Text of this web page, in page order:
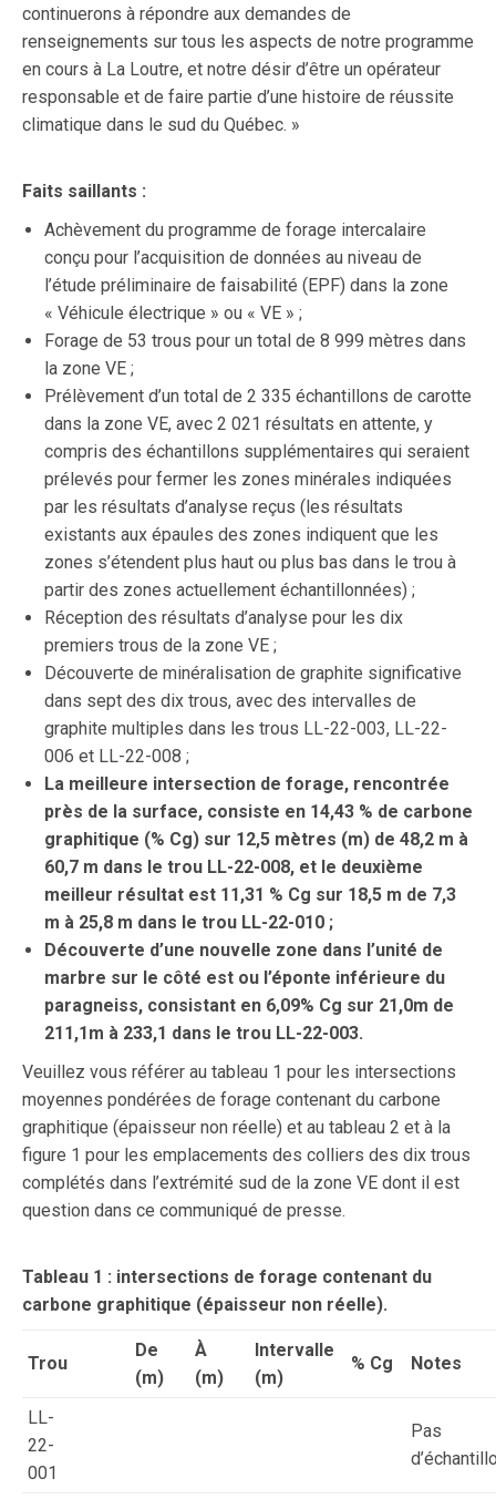
continuerons à répondre aux demandes de
renseignements sur tous les aspects de notre programme
en cours à La Loutre, et notre désir d’être un opérateur
responsable et de faire partie d’une histoire de réussite
climatique dans le sud du Québec. »
Faits saillants :
Achèvement du programme de forage intercalaire
conçu pour l’acquisition de données au niveau de
l’étude préliminaire de faisabilité (EPF) dans la zone
« Véhicule électrique » ou « VE » ;
Forage de 53 trous pour un total de 8 999 mètres dans
la zone VE ;
Prélèvement d’un total de 2 335 échantillons de carotte
dans la zone VE, avec 2 021 résultats en attente, y
compris des échantillons supplémentaires qui seraient
prélevés pour fermer les zones minérales indiquées
par les résultats d’analyse reçus (les résultats
existants aux épaules des zones indiquent que les
zones s’étendent plus haut ou plus bas dans le trou à
partir des zones actuellement échantillonnées) ;
Réception des résultats d’analyse pour les dix
premiers trous de la zone VE ;
Découverte de minéralisation de graphite significative
dans sept des dix trous, avec des intervalles de
graphite multiples dans les trous LL-22-003, LL-22-
006 et LL-22-008 ;
La meilleure intersection de forage, rencontrée
près de la surface, consiste en 14,43 % de carbone
graphitique (% Cg) sur 12,5 mètres (m) de 48,2 m à
60,7 m dans le trou LL-22-008, et le deuxième
meilleur résultat est 11,31 % Cg sur 18,5 m de 7,3
m à 25,8 m dans le trou LL-22-010 ;
Découverte d’une nouvelle zone dans l’unité de
marbre sur le côté est ou l’éponte inférieure du
paragneiss, consistant en 6,09% Cg sur 21,0m de
211,1m à 233,1 dans le trou LL-22-003.
Veuillez vous référer au tableau 1 pour les intersections
moyennes pondérées de forage contenant du carbone
graphitique (épaisseur non réelle) et au tableau 2 et à la
figure 1 pour les emplacements des colliers des dix trous
complétés dans l’extrémité sud de la zone VE dont il est
question dans ce communiqué de presse.
Tableau 1 : intersections de forage contenant du
carbone graphitique (épaisseur non réelle).
Trou
De
(m)
À
(m)
Intervalle
(m)
% Cg Notes
LL-
22-
001
Pas